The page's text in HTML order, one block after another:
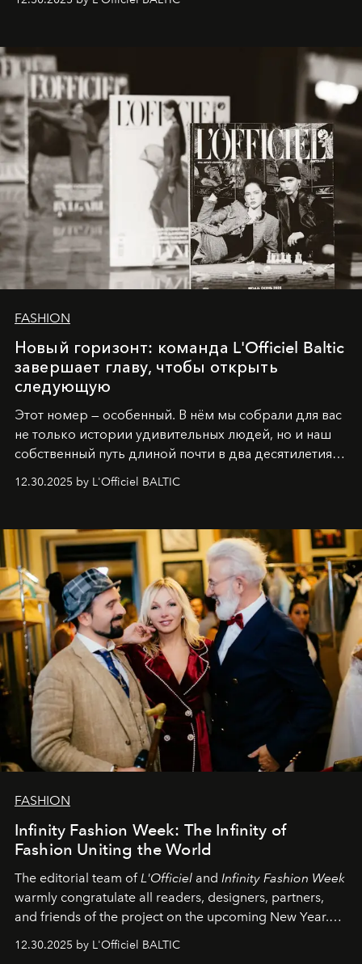
brand strategist with three decades of mastery in luxury,
framework where creativity, commerce, and culture
converge with surgical precision.
FASHION
Новый горизонт: команда L'Officiel Baltic
завершает главу, чтобы открыть
следующую
Этот номер — особенный. В нём мы собрали для вас
не только истории удивительных людей, но и наш
собственный путь длиной почти в два десятилетия.
Вместо привычного подведения итогов мы от всей
души говорим спасибо каждому, кто был с нами все
самыми искренними пожеланиями и теплом, ваша
командаL’Officiel Baltic .
12.30.2025 by L'Officiel BALTIC
FASHION
Infinity Fashion Week: The Infinity of
Fashion Uniting the World
The editorial team ofL'Officiel and Infinity Fashion Week
warmly congratulate all readers, designers, partners,
and friends of the project on the upcoming New Year.
May 2026 bring growth, inspiration, bold ideas, and new
achievements.
12.30.2025 by L'Officiel BALTIC